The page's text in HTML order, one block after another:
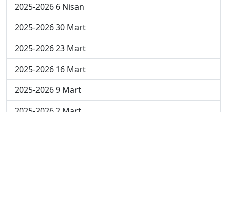
2025-2026 6 Nisan
2025-2026 30 Mart
2025-2026 23 Mart
2025-2026 16 Mart
2025-2026 9 Mart
2025-2026 2 Mart